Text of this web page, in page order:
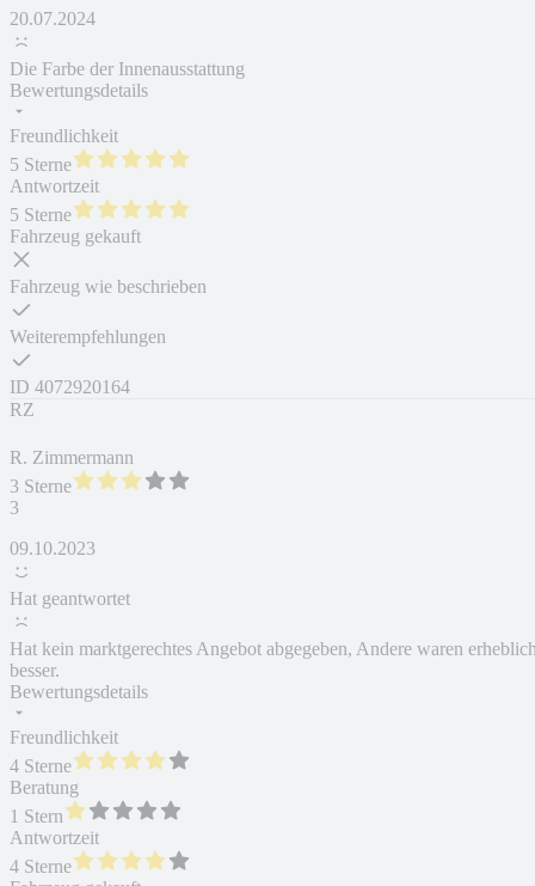
20.07.2024
Die Farbe der Innenausstattung
Bewertungsdetails
Freundlichkeit
5 Sterne
Antwortzeit
5 Sterne
Fahrzeug gekauft
Fahrzeug wie beschrieben
Weiterempfehlungen
ID 4072920164
RZ
R. Zimmermann
3 Sterne
3
09.10.2023
Hat geantwortet
Hat kein marktgerechtes Angebot abgegeben, Andere waren
besser.
Bewertungsdetails
Freundlichkeit
4 Sterne
Beratung
1 Stern
Antwortzeit
4 Sterne